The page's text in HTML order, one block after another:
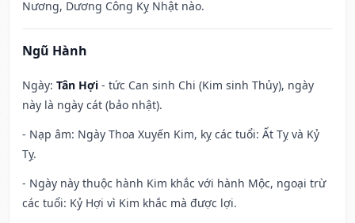
Nương, Dương Công Kỵ Nhật nào.
Ngũ Hành
Ngày: Tân Hợi - tức Can sinh Chi (Kim sinh Thủy), ngày
này là ngày cát (bảo nhật).
- Nạp âm: Ngày Thoa Xuyến Kim, kỵ các tuổi: Ất Tỵ và Kỷ
Tỵ.
- Ngày này thuộc hành Kim khắc với hành Mộc, ngoại trừ
các tuổi: Kỷ Hợi vì Kim khắc mà được lợi.